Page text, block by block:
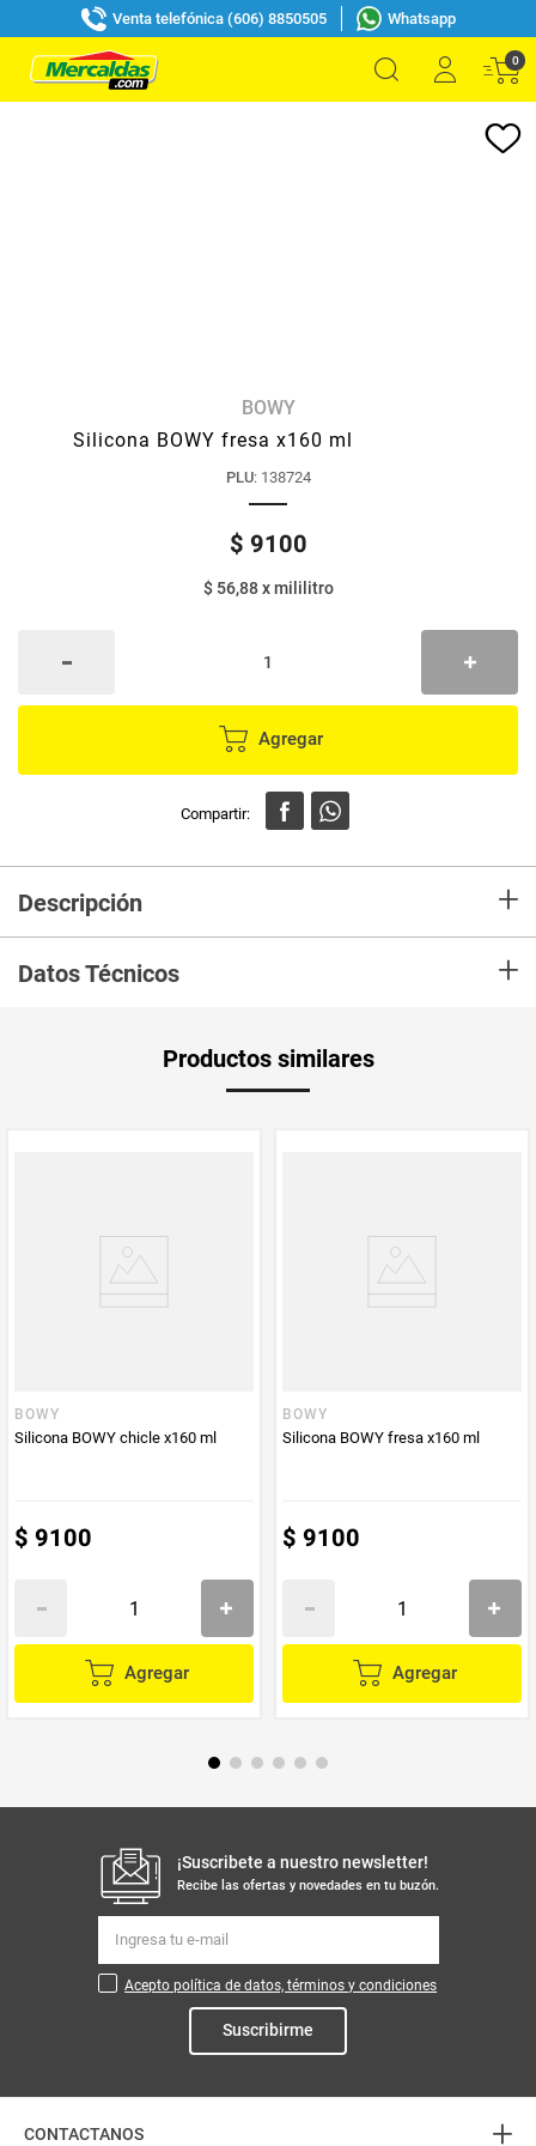
Venta telefónica (606) 8850505 Whatsapp
0
BOWY
Silicona BOWY fresa x160 ml
PLU: 138724
$ 9100
$ 56,88xmililitro
Agregar
Descripción +
Silicona BOWY con filtro solar UV. Limpia, lubrica y brilla
superficies de cuero, vinilo, caucho y material sintético.
Renueva y reafirma los colores, protege de los rayos
Datos Técnicos +
PUM - Unidad
de Medida
Productos similares
BOWY
Silicona BOWY chicle x160 ml
$ 9100
Agregar
BOWY
Silicona BOWY fresa x160 ml
$ 9100
Agregar
¡Suscribete a nuestro newsletter!
Recibe las ofertas y novedades en tu buzón.
Acepto política de datos, términos y condiciones
Suscribirme
CONTACTANOS +